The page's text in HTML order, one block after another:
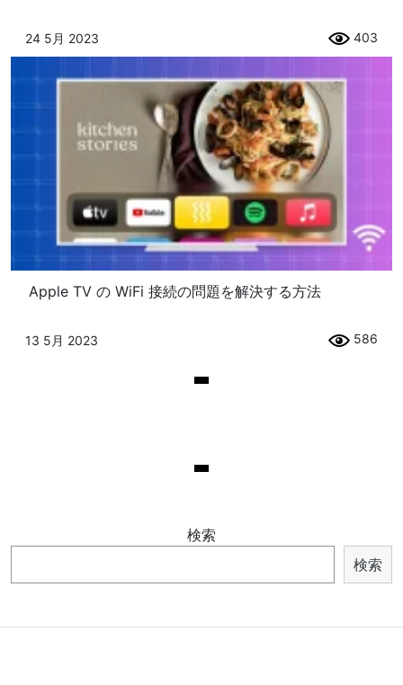
24 5月 2023 403
Apple TV の WiFi 接続の問題を解決する方法
13 5月 2023 586
検索
検索